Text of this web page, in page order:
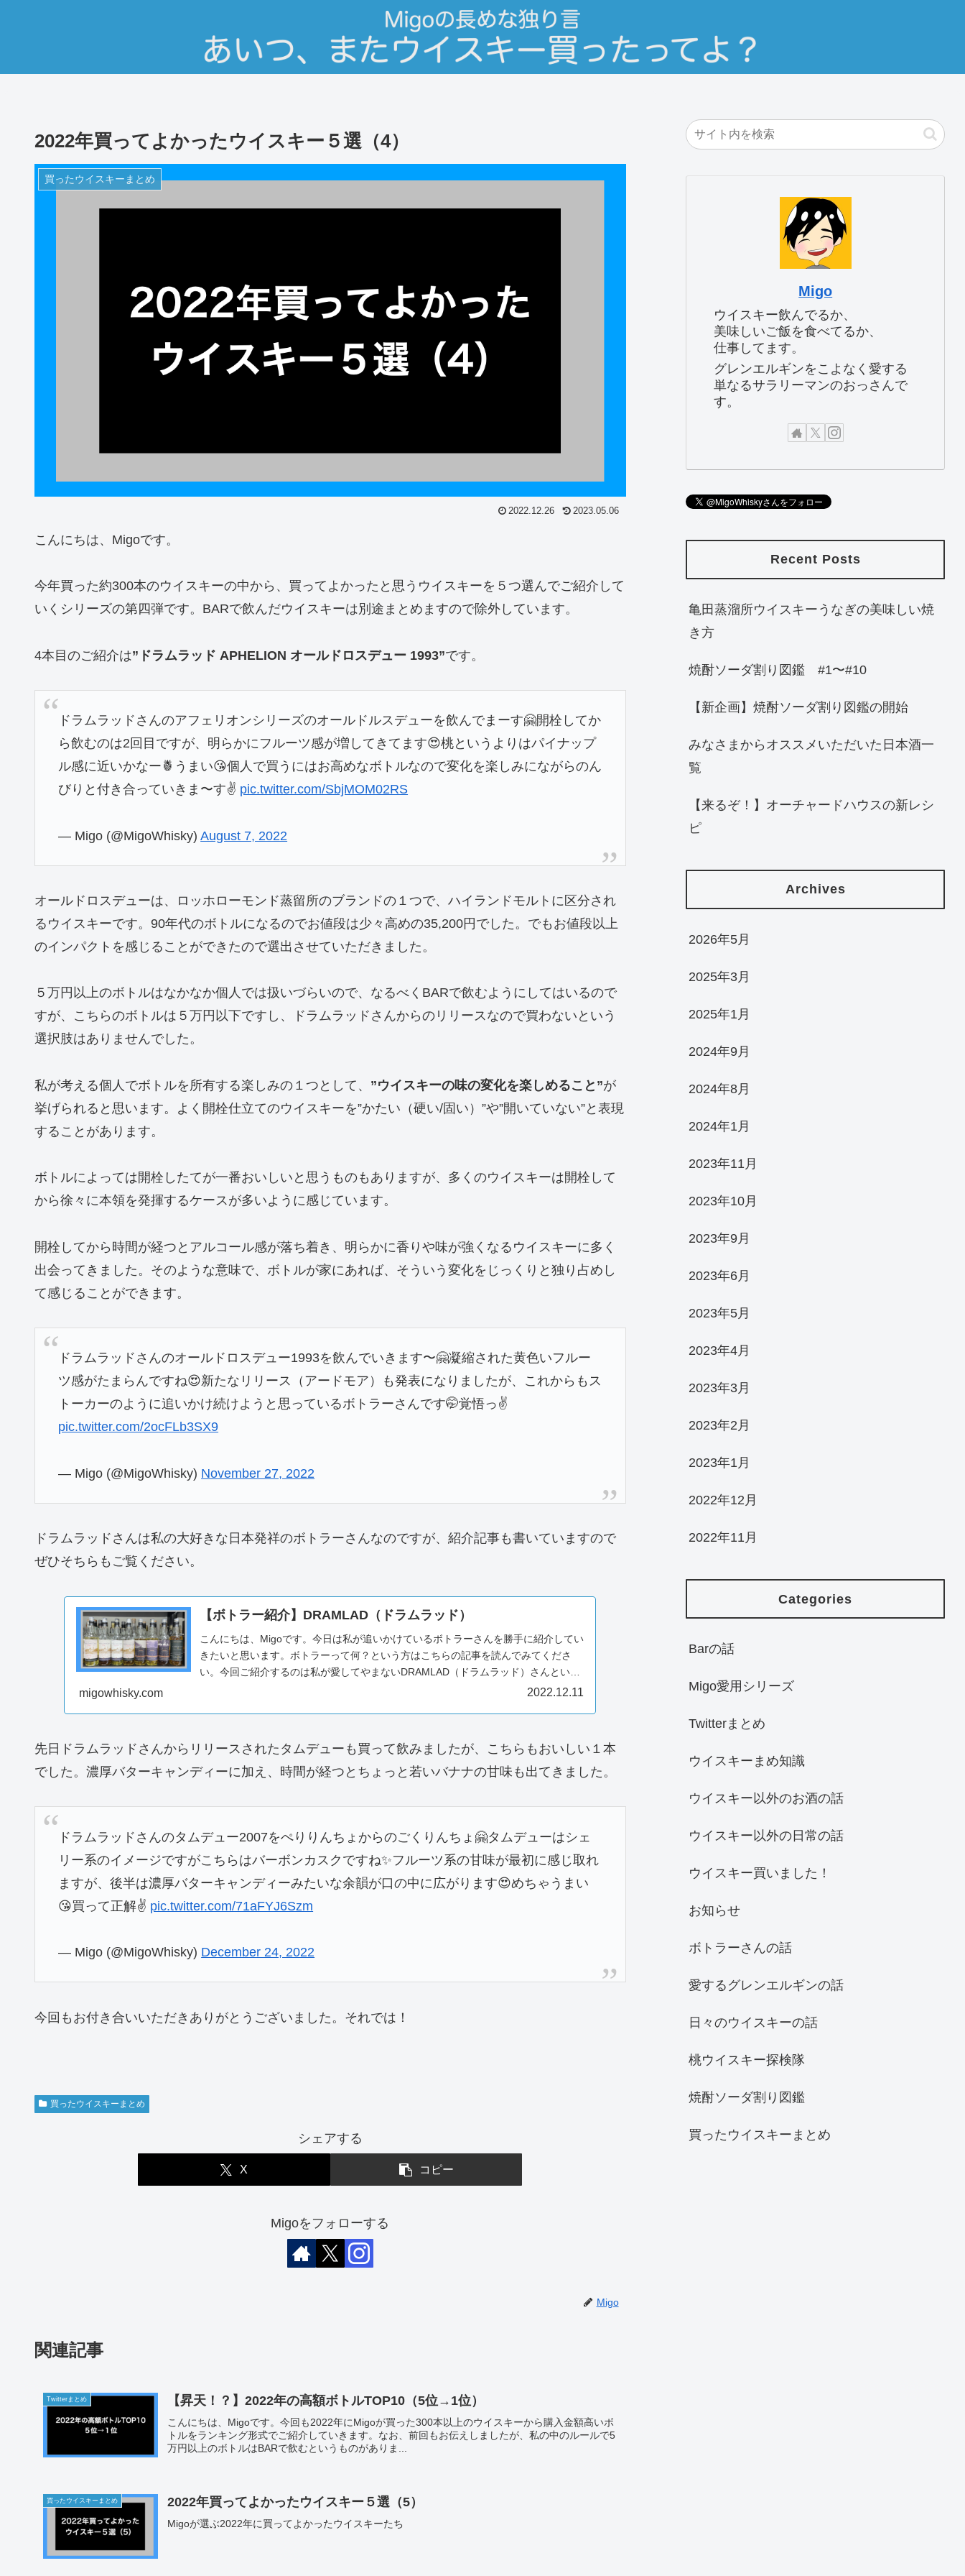
2022年買ってよかったウイスキー５選（4）
買ったウイスキーまとめ
2022.12.26 2023.05.06
こんにちは、Migoです。
今年買った約300本のウイスキーの中から、買ってよかったと思うウイスキーを５つ選んでご紹介して
いくシリーズの第四弾です。BARで飲んだウイスキーは別途まとめますので除外しています。
4本目のご紹介は”ドラムラッド APHELION オールドロスデュー 1993”です。
ドラムラッドさんのアフェリオンシリーズのオールドルスデューを飲んでまーす🤗開栓してか
ら飲むのは2回目ですが、明らかにフルーツ感が増してきてます😍桃というよりはパイナップ
ル感に近いかなー🍍うまい😘個人で買うにはお高めなボトルなので変化を楽しみにながらのん
びりと付き合っていきま〜す✌️ pic.twitter.com/SbjMOM02RS
— Migo (@MigoWhisky)August 7, 2022
オールドロスデューは、ロッホローモンド蒸留所のブランドの１つで、ハイランドモルトに区分され
るウイスキーです。90年代のボトルになるのでお値段は少々高めの35,200円でした。でもお値段以上
のインパクトを感じることができたので選出させていただきました。
５万円以上のボトルはなかなか個人では扱いづらいので、なるべくBARで飲むようにしてはいるので
すが、こちらのボトルは５万円以下ですし、ドラムラッドさんからのリリースなので買わないという
選択肢はありませんでした。
私が考える個人でボトルを所有する楽しみの１つとして、 ”ウイスキーの味の変化を楽しめること”が
挙げられると思います。よく開栓仕立てのウイスキーを”かたい（硬い/固い）”や”開いていない”と表現
することがあります。
ボトルによっては開栓したてが一番おいしいと思うものもありますが、多くのウイスキーは開栓して
から徐々に本領を発揮するケースが多いように感じています。
開栓してから時間が経つとアルコール感が落ち着き、明らかに香りや味が強くなるウイスキーに多く
出会ってきました。そのような意味で、ボトルが家にあれば、そういう変化をじっくりと独り占めし
て感じることができます。
ドラムラッドさんのオールドロスデュー1993を飲んでいきます〜🤗凝縮された黄色いフルー
ツ感がたまらんですね😍新たなリリース（アードモア）も発表になりましたが、これからもス
トーカーのように追いかけ続けようと思っているボトラーさんです🤭覚悟っ✌️
pic.twitter.com/2ocFLb3SX9
— Migo (@MigoWhisky) November 27, 2022
ドラムラッドさんは私の大好きな日本発祥のボトラーさんなのですが、紹介記事も書いていますので
ぜひそちらもご覧ください。
【ボトラー紹介】DRAMLAD（ドラムラッド）
こんにちは、Migoです。今日は私が追いかけているボトラーさんを勝手に紹介してい
きたいと思います。ボトラーって何？という方はこちらの記事を読んでみてくださ
い。今回ご紹介するのは私が愛してやまないDRAMLAD（ドラムラッド）さんという
migowhisky.com 2022.12.11
先日ドラムラッドさんからリリースされたタムデューも買って飲みましたが、こちらもおいしい１本
でした。濃厚バターキャンディーに加え、時間が経つとちょっと若いバナナの甘味も出てきました。
ドラムラッドさんのタムデュー2007をぺりりんちょからのごくりんちょ🤗タムデューはシェ
リー系のイメージですがこちらはバーボンカスクですね✨フルーツ系の甘味が最初に感じ取れ
ますが、後半は濃厚バターキャンディーみたいな余韻が口の中に広がります😍めちゃうまい
😘買って正解✌️ pic.twitter.com/71aFYJ6Szm
— Migo (@MigoWhisky) December 24, 2022
今回もお付き合いいただきありがとうございました。それでは！
買ったウイスキーまとめ
シェアする
X コピー
Migoをフォローする
Migo
関連記事
Twitterまとめ 【昇天！？】2022年の高額ボトルTOP10（5位→1位）
こんにちは、Migoです。今回も2022年にMigoが買った300本以上のウイスキーから購入金額高いボ
トルをランキング形式でご紹介していきます。なお、前回もお伝えしましたが、私の中のルールで5
万円以上のボトルはBARで飲むというものがありま...
買ったウイスキーまとめ 2022年買ってよかったウイスキー５選（5）
Migoが選ぶ2022年に買ってよかったウイスキーたち
Migo
ウイスキー飲んでるか、
美味しいご飯を食べてるか、
仕事してます。
グレンエルギンをこよなく愛する
単なるサラリーマンのおっさんで
す。
Recent Posts
亀田蒸溜所ウイスキーうなぎの美味しい焼
き方
焼酎ソーダ割り図鑑 #1〜#10
【新企画】焼酎ソーダ割り図鑑の開始
みなさまからオススメいただいた日本酒一
覧
【来るぞ！】オーチャードハウスの新レシ
ピ
Archives
2026年5月
2025年3月
2025年1月
2024年9月
2024年8月
2024年1月
2023年11月
2023年10月
2023年9月
2023年6月
2023年5月
2023年4月
2023年3月
2023年2月
2023年1月
2022年12月
2022年11月
Categories
Barの話
Migo愛用シリーズ
Twitterまとめ
ウイスキーまめ知識
ウイスキー以外のお酒の話
ウイスキー以外の日常の話
ウイスキー買いました！
お知らせ
ボトラーさんの話
愛するグレンエルギンの話
日々のウイスキーの話
桃ウイスキー探検隊
焼酎ソーダ割り図鑑
買ったウイスキーまとめ